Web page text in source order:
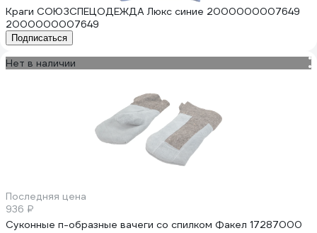
Краги СОЮЗСПЕЦОДЕЖДА Люкс синие 2000000007649
2000000007649
Подписаться
Нет в наличии
Последняя цена
936 ₽
Суконные п-образные вачеги со спилком Факел 17287000